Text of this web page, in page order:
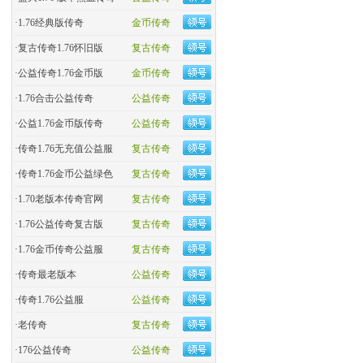
金币传奇
·​1.76经典版传奇
复古传奇
·复古传奇1.76怀旧版
金币传奇
·​公益传奇1.76金币版
公益传奇
·1.76合击公益传奇
公益传奇
·公益1.76金币版传奇
复古传奇
·传奇1.76无充值公益服
复古传奇
·传奇1.76金币公益绿色
复古传奇
·1.70老版本传奇官网
复古传奇
·1.76公益传奇复古版
复古传奇
·​1.76金币传奇公益服
公益传奇
·​传奇最老版本
公益传奇
·传奇1.76公益服
复古传奇
·老传奇
公益传奇
·176公益传奇